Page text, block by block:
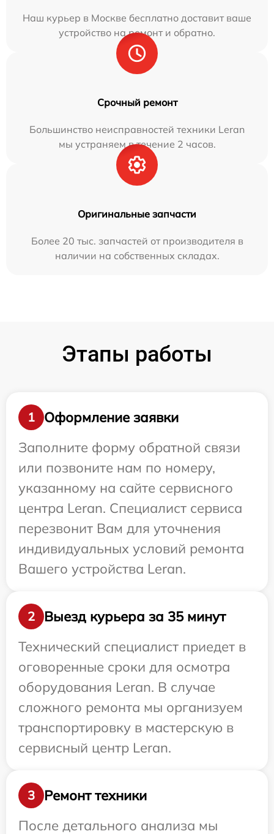
Наш курьер в Москве бесплатно доставит ваше
устройство на ремонт и обратно.
Срочный ремонт
Большинство неисправностей техники Leran
мы устраняем в течение 2 часов.
Оригинальные запчасти
Более 20 тыс. запчастей от производителя в
наличии на собственных складах.
Этапы работы
1
Оформление заявки
Заполните форму обратной связи
или позвоните нам по номеру,
указанному на сайте сервисного
центра Leran. Специалист сервиса
перезвонит Вам для уточнения
индивидуальных условий ремонта
Вашего устройства Leran.
2
Выезд курьера за 35 минут
Технический специалист приедет в
оговоренные сроки для осмотра
оборудования Leran. В случае
сложного ремонта мы организуем
транспортировку в мастерскую в
сервисный центр Leran.
3
Ремонт техники
После детального анализа мы